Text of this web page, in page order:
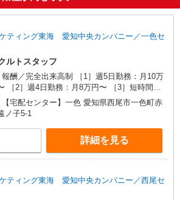
ティング東海 愛知中央カンパニー／一色セ
ルトスタッフ
報酬／完全出来高制 ［1］週5日勤務：月10万
［2］週4日勤務：月8万円〜 ［3］短時間勤
月8万円固定 ※［1］［2］月額例/完全出来高
6か月間補償あり） ◎扶養の範囲内OK ◎扶養
囲を超えた高収入も応相談 働ける時間や環境
わせて最大限に考慮します。 初めての方・少
も不安のある方、お気軽にお問い合わせくだ
！ ※収入補償/月10万円（週5日勤務） ※収入
円/日 11日間、10：00〜13：30） ※月15
以上コース新導入(8:30〜15:30）
【宅配センター】一色 愛知県西尾市一色町赤
ノ子5-1
詳細を見る
ティング東海 愛知中央カンパニー／西尾セ